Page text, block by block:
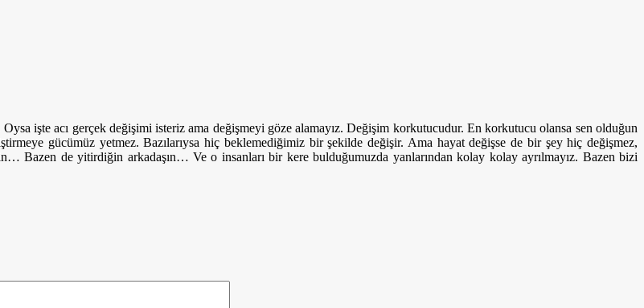
işte acı gerçek değişimi isteriz ama değişmeyi göze alamayız. Değişim korkutucudur. En korkutucu olansa sen olduğun
gücümüz yetmez. Bazılarıysa hiç beklemediğimiz bir şekilde değişir. Ama hayat değişse de bir şey hiç değişmez,
Bazen de yitirdiğin arkadaşın… Ve o insanları bir kere bulduğumuzda yanlarından kolay kolay ayrılmayız. Bazen bizi